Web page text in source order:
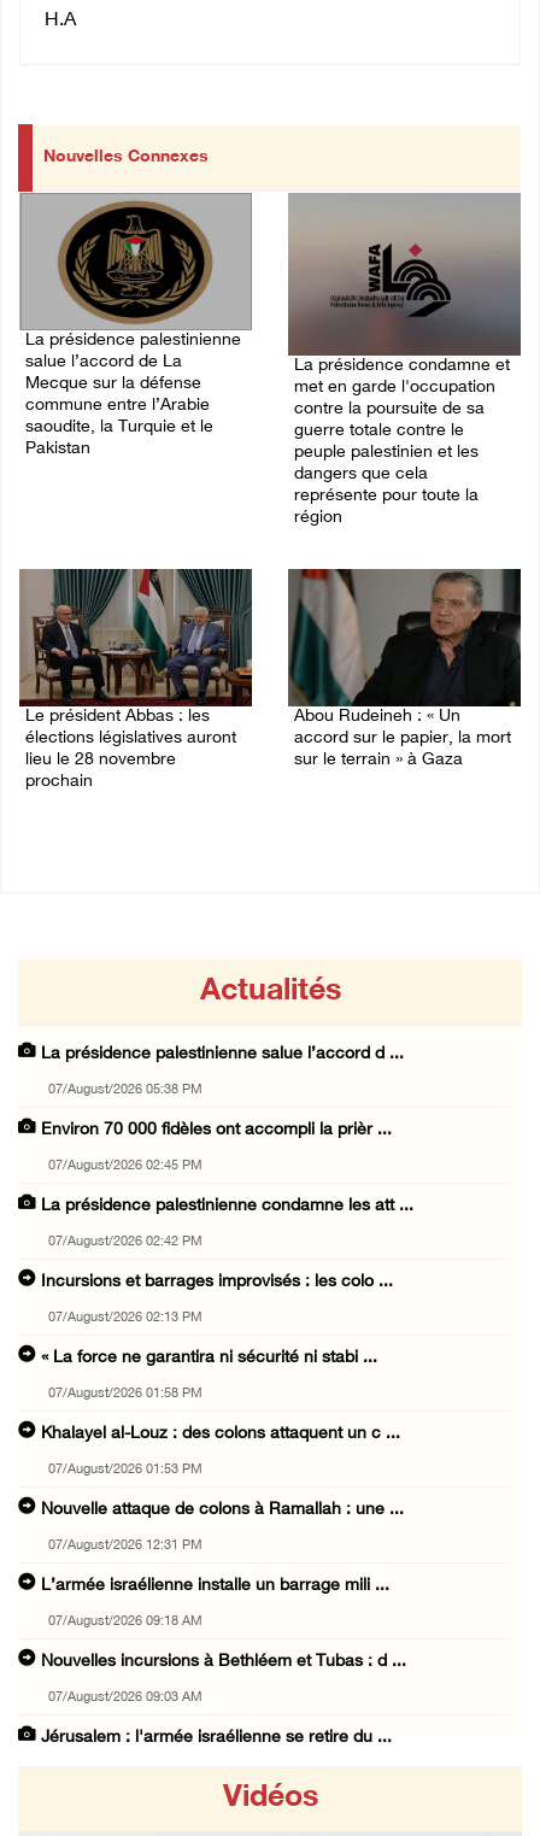
H.A
Nouvelles Connexes
La présidence palestinienne
salue l’accord de La
Mecque sur la défense
commune entre l’Arabie
saoudite, la Turquie et le
Pakistan
La présidence condamne et
met en garde l'occupation
contre la poursuite de sa
guerre totale contre le
peuple palestinien et les
dangers que cela
représente pour toute la
région
Le président Abbas : les
élections législatives auront
lieu le 28 novembre
prochain
Abou Rudeineh : « Un
accord sur le papier, la mort
sur le terrain » à Gaza
Actualités
La présidence palestinienne salue l’accord d ...
07/August/2026 05:38 PM
Environ 70 000 fidèles ont accompli la prièr ...
07/August/2026 02:45 PM
La présidence palestinienne condamne les att ...
07/August/2026 02:42 PM
Incursions et barrages improvisés : les colo ...
07/August/2026 02:13 PM
« La force ne garantira ni sécurité ni stabi ...
07/August/2026 01:58 PM
Khalayel al-Louz : des colons attaquent un c ...
07/August/2026 01:53 PM
Nouvelle attaque de colons à Ramallah : une ...
07/August/2026 12:31 PM
L’armée israélienne installe un barrage mili ...
07/August/2026 09:18 AM
Nouvelles incursions à Bethléem et Tubas : d ...
07/August/2026 09:03 AM
Jérusalem : l'armée israélienne se retire du ...
Vidéos